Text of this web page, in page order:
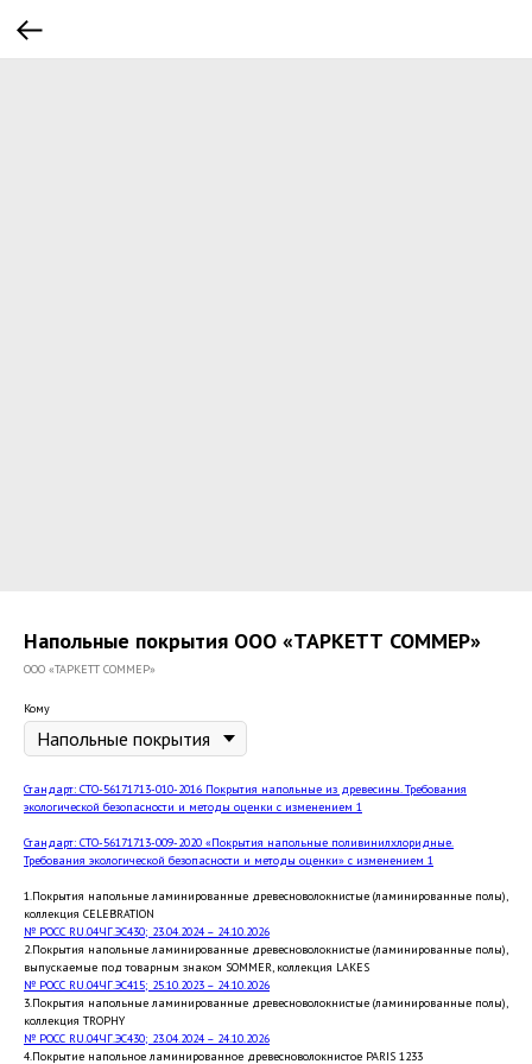
Напольные покрытия ООО «ТАРКЕТТ СОММЕР»
ООО «ТАРКЕТТ СОММЕР»
Кому
Стандарт: СТО-56171713-010-2016 Покрытия напольные из древесины. Требования
экологической безопасности и методы оценки с изменением 1
Стандарт: СТО-56171713-009-2020 «Покрытия напольные поливинилхлоридные.
Требования экологической безопасности и методы оценки» с изменением 1
1.Покрытия напольные ламинированные древесноволокнистые (ламинированные полы),
коллекция CELEBRATION
№ РОСС RU.04ЧГ.ЭС430; 23.04.2024 – 24.10.2026
2.Покрытия напольные ламинированные древесноволокнистые (ламинированные полы),
выпускаемые под товарным знаком SOMMER, коллекция LAKES
№ РОСС RU.04ЧГ.ЭС415; 25.10.2023 – 24.10.2026
3.Покрытия напольные ламинированные древесноволокнистые (ламинированные полы),
коллекция TROPHY
№ РОСС RU.04ЧГ.ЭС430; 23.04.2024 – 24.10.2026
4.Покрытие напольное ламинированное древесноволокнистое PARIS 1233